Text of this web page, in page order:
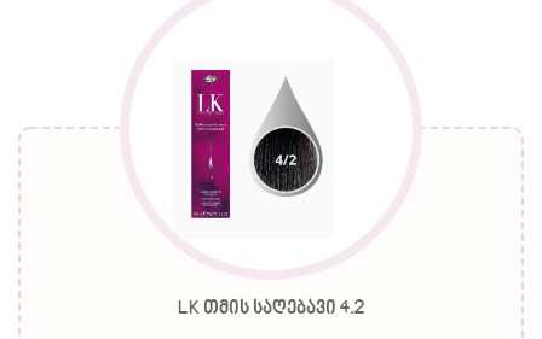
LK თმის საღებავი 4.2